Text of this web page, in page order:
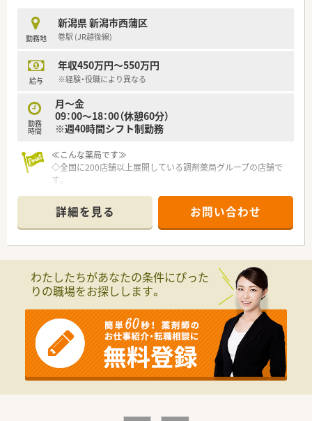
ている企業のため女性の方はもちろん、男性の育休取得者もいる
など男女ともに働きやすい社風です。
■育休休業を3歳まで延長できる制度や時短勤務は子供が中学1
年生になるまで、復職フォロー制度など育児支援が充実していま
■医薬品・化粧品・日用雑貨などを社員価格で購入できる「社員購
買割引制度」や「奨学金返済サポート制度」、「定期 健康診断・人
間ドッグ・がん検診補助制度」など各種福利制度充実していま
≪こんな人におすすめ≫
■成長企業で働きたい方
■仕事とプライベートのメリハリをつけて働きたい方
勤務地
新潟県 新潟市西蒲区
巻駅 (JR越後線)
給与
年収450万円～550万円
※経験・役職により異なる
勤務
時間
月～金
09：00～18：00（休憩60分）
※週40時間シフト制勤務
≪こんな薬局です≫
◇全国に200店舗以上展開している調剤薬局グループの店舗で
す。
各種保険加入、研修制度、各種手当・産休・育休はもちろん、持
株制度や会員制リゾート施設、
育児・介護時短制度など魅力がいっぱい。
◇全国規模での学術発表会も実施しています！
詳細を見る お問い合わせ
わたしたちがあなたの条件にぴった
りの職場をお探しします。